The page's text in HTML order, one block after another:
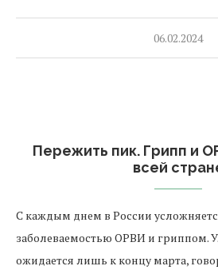
06.02.2024
Пережить пик. Грипп и
всей
С каждым днем в России
заболеваемостью ОРВИ и гриппом.
ожидается лишь к концу марта,